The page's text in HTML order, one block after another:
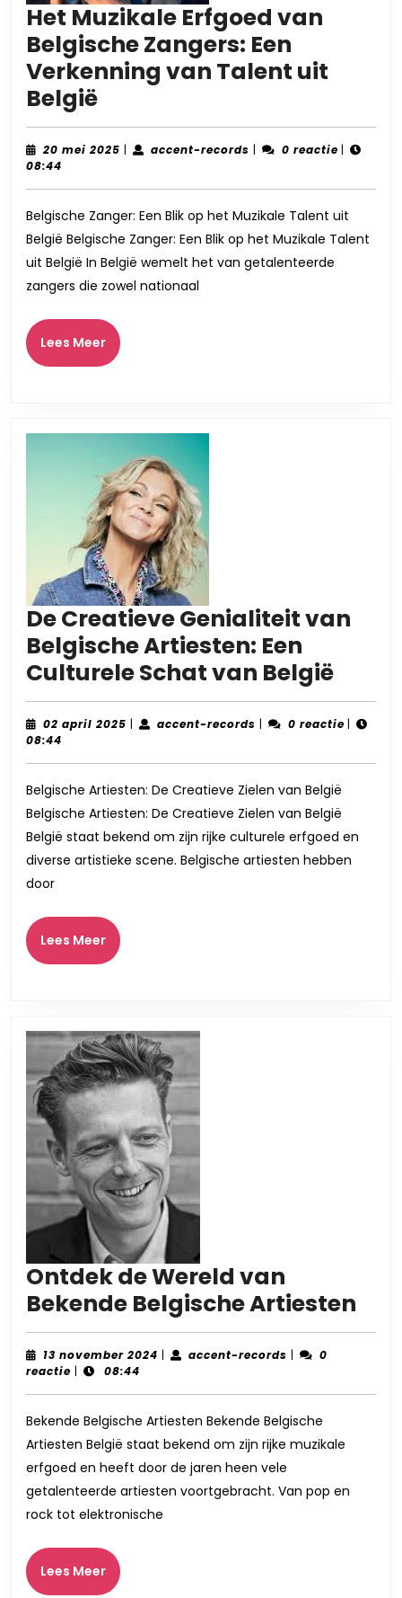
Het Muzikale Erfgoed van
Belgische Zangers: Een
Verkenning van Talent uit
BelgiëHet
Muzikale
Erfgoed
Belgische
Zangers:
Een
Verkenning
van
Talent
uit
20 mei 2025 20
| accent-records accent-
| 0 reactie |
08:44
Belgische Zanger: Een Blik op het Muzikale Talent uit
België Belgische Zanger: Een Blik op het Muzikale Talent
uit België In België wemelt het van getalenteerde
zangers die zowel nationaal
Lees MeerLees
Meer
De Creatieve Genialiteit van
Belgische Artiesten: Een
Culturele Schat van BelgiëDe
Een
02 april 2025 02
| accent-records accent-
| 0 reactie |
08:44
Belgische Artiesten: De Creatieve Zielen van België
Belgische Artiesten: De Creatieve Zielen van België
België staat bekend om zijn rijke culturele erfgoed en
diverse artistieke scene. Belgische artiesten hebben
door
Lees MeerLees
Meer
Ontdek de Wereld van
Bekende Belgische Artiesten
de
13 november 2024 13| accent-records accent-
|
0
reactie | 08:44
Bekende Belgische Artiesten Bekende Belgische
Artiesten België staat bekend om zijn rijke muzikale
erfgoed en heeft door de jaren heen vele
getalenteerde artiesten voortgebracht. Van pop en
rock tot elektronische
Lees MeerLees
Meer